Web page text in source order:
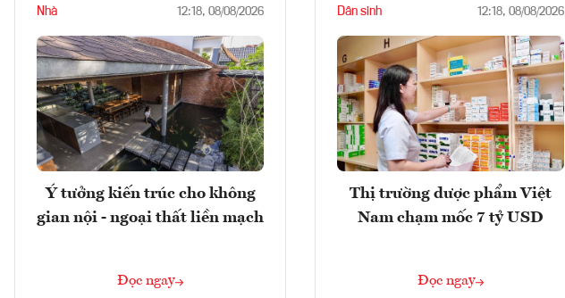
Nhà 12:18, 08/08/2026
Ý tưởng kiến trúc cho không
gian nội - ngoại thất liền mạch
Đọc ngay
Dân sinh 12:18, 08/08/2026
Thị trường dược phẩm Việt
Nam chạm mốc 7 tỷ USD
Đọc ngay